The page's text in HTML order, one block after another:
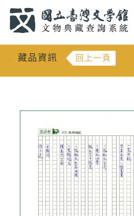
::: 藏品資訊 回上一頁